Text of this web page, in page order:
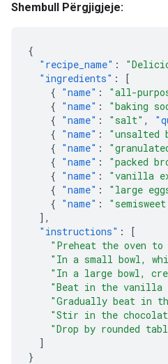
Shembull Përgjigjeje:
{
"recipe_name" :
"ingredients" :
[
{ "name" : "all-
{ "name" : "baking
{ "name" : "salt" ,
{ "name" : "unsalted
{ "name" :
{ "name" : "packed
{ "name" : "vanilla
{ "name" : "large
{ "name" :
],
"instructions" :
[
"Preheat the oven to
"In a small bowl,
"In a large bowl,
"Beat in the vanilla
"Gradually beat in
"Stir in the
"Drop by rounded
]
}